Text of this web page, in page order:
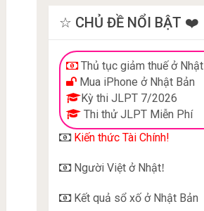
☆ CHỦ ĐỀ NỔI BẬT ❤️
Thủ tục giảm thuế ở Nhật
Mua iPhone ở Nhật Bản
Kỳ thi JLPT 7/2026
Thi thử JLPT Miễn Phí
Kiến thức Tài Chính!
Người Việt ở Nhật!
Kết quả sổ xố ở Nhật Bản